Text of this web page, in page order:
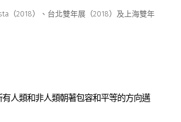
（2018）、台北雙年展（2018）及上海雙年
有人類和非人類朝著包容和平等的方向邁